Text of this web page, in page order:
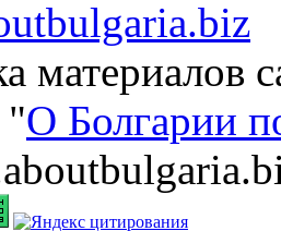
материалов
"О Болгарии